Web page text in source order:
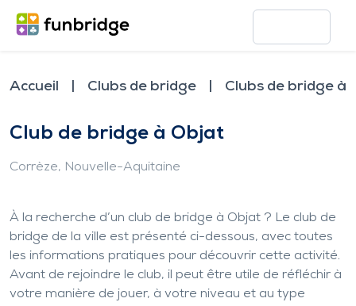
Accueil Clubs de bridge Clubs de bridge à
Club de bridge à Objat
Corrèze, Nouvelle-Aquitaine
À la recherche d’un club de bridge à Objat ? Le club de
bridge de la ville est présenté ci-dessous, avec toutes
les informations pratiques pour découvrir cette activité.
Avant de rejoindre le club, il peut être utile de réfléchir à
votre manière de jouer, à votre niveau et au type